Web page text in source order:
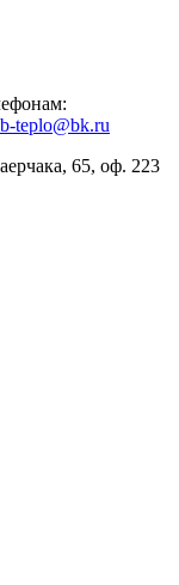
teplo@bk.ru
65, оф. 223